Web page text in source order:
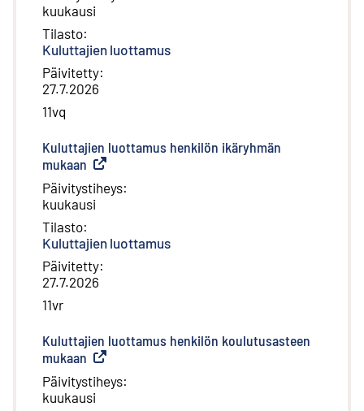
kuukausi
Tilasto:
Kuluttajien luottamus
Päivitetty:
27.7.2026
11vq
Kuluttajien luottamus henkilön ikäryhmän
mukaan Ulkoinen linkki
Päivitystiheys:
kuukausi
Tilasto:
Kuluttajien luottamus
Päivitetty:
27.7.2026
11vr
Kuluttajien luottamus henkilön koulutusasteen
mukaan Ulkoinen linkki
Päivitystiheys:
kuukausi